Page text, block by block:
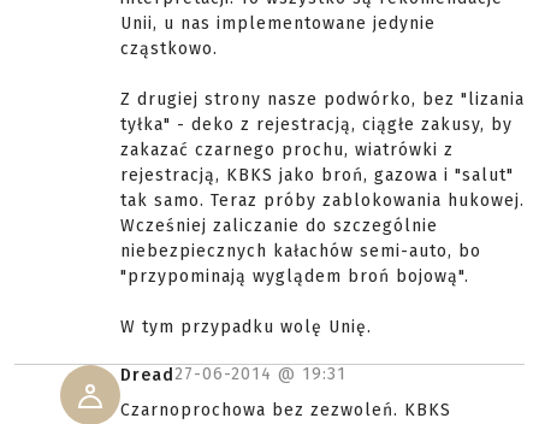
Unii, u nas implementowane jedynie
cząstkowo.
Z drugiej strony nasze podwórko, bez "lizania
tyłka" - deko z rejestracją, ciągłe zakusy, by
zakazać czarnego prochu, wiatrówki z
rejestracją, KBKS jako broń, gazowa i "salut"
tak samo. Teraz próby zablokowania hukowej.
Wcześniej zaliczanie do szczególnie
niebezpiecznych kałachów semi-auto, bo
"przypominają wyglądem broń bojową".
W tym przypadku wolę Unię.
Dread27-06-2014 @ 19:31
Czarnoprochowa bez zezwoleń. KBKS